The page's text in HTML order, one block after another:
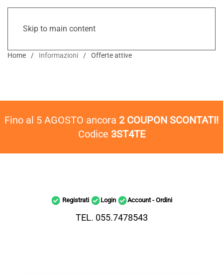
Skip to main content
Home Informazioni Offerte attive
Fino al 5 AGOSTO ancora 2 COUPON SCONTATI!
Codice 3ST4TE
Registrati Login Account - Ordini
TEL. 055.7478543